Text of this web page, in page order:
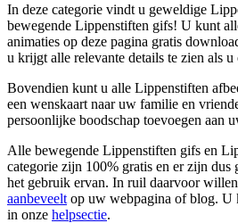
In deze categorie vindt u geweldige
bewegende Lippenstiften gifs! U kunt
animaties op deze pagina gratis
u krijgt alle relevante details te zien als
Bovendien kunt u alle Lippenstiften
een wenskaart naar uw familie en
persoonlijke boodschap toevoegen aan
Alle bewegende Lippenstiften gifs en
categorie zijn 100% gratis en er zijn dus
het gebruik ervan. In ruil daarvoor
aanbeveelt op uw webpagina of blog. U
in onze helpsectie.